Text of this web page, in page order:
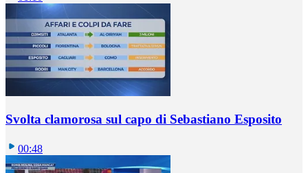
Svolta clamorosa sul capo di Sebastiano Esposito
00:48